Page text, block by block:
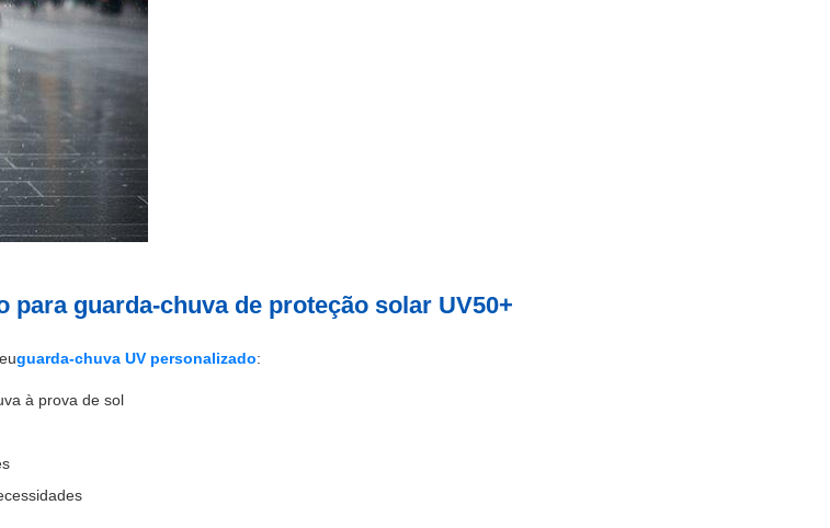
guarda-chuva de proteção solar UV50+
guarda-chuva UV personalizado:
à prova de sol